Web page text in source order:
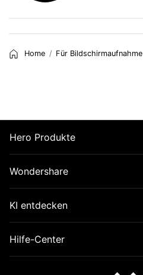
Home Für Bildschirmaufnahme
Hero Produkte
Wondershare
KI entdecken
Hilfe-Center